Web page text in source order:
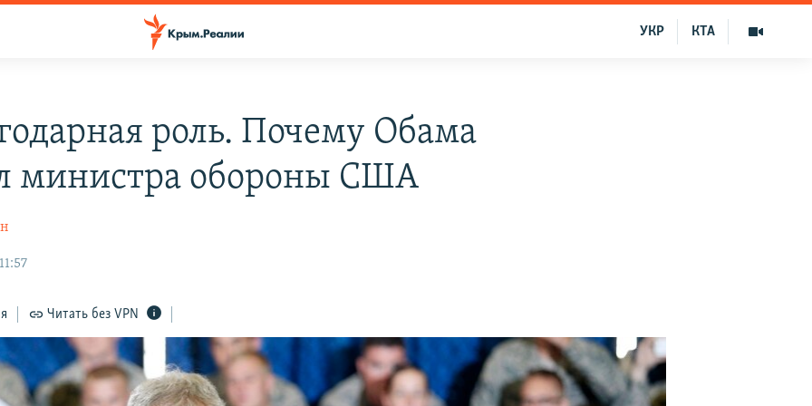
КТА
УКР
роль. Почему Обама
министра обороны США
Читать без VPN